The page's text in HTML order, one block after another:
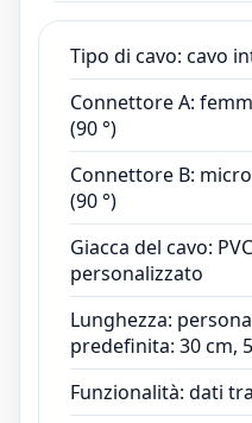
Tipo di cavo: cavo
Connettore A:
(90 °)
Connettore B:
(90 °)
Giacca del cavo:
personalizzato
Lunghezza:
predefinita: 30 cm,
Funzionalità: dati